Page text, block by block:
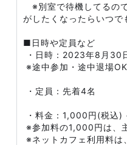
※別室で待機してるの
がしたくなったらいつで
■日時や定員など
・日時：2023年8月30
※途中参加・途中退場OK
・定員：先着4名
・料金：1,000円(税込)
※参加料の1,000円は、
※ネットカフェ利用料は